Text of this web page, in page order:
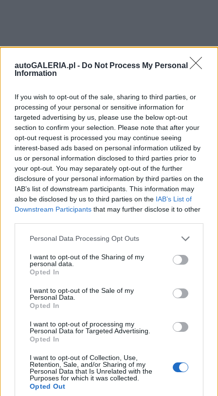
autoGALERIA.pl - Do Not Process My Personal
Information
If you wish to opt-out of the sale, sharing to third parties, or
processing of your personal or sensitive information for
targeted advertising by us, please use the below opt-out
section to confirm your selection. Please note that after your
opt-out request is processed you may continue seeing
interest-based ads based on personal information utilized by
us or personal information disclosed to third parties prior to
your opt-out. You may separately opt-out of the further
disclosure of your personal information by third parties on the
IAB’s list of downstream participants. This information may
also be disclosed by us to third parties on the IAB’s List of
Downstream Participants that may further disclose it to other
Please note that this website/app uses one or more Google
not limited to your visit or usage behaviour. You may click to
grant or deny consent to Google and its third-party tags to
use your data for below specified purposes in below Google
consent section.
Personal Data Processing Opt Outs
I want to opt-out of the Sharing of my
personal data.
Opted In
I want to opt-out of the Sale of my
Personal Data.
Opted In
I want to opt-out of processing my
Personal Data for Targeted Advertising.
Opted In
I want to opt-out of Collection, Use,
Retention, Sale, and/or Sharing of my
Personal Data that Is Unrelated with the
Purposes for which it was collected.
Opted Out